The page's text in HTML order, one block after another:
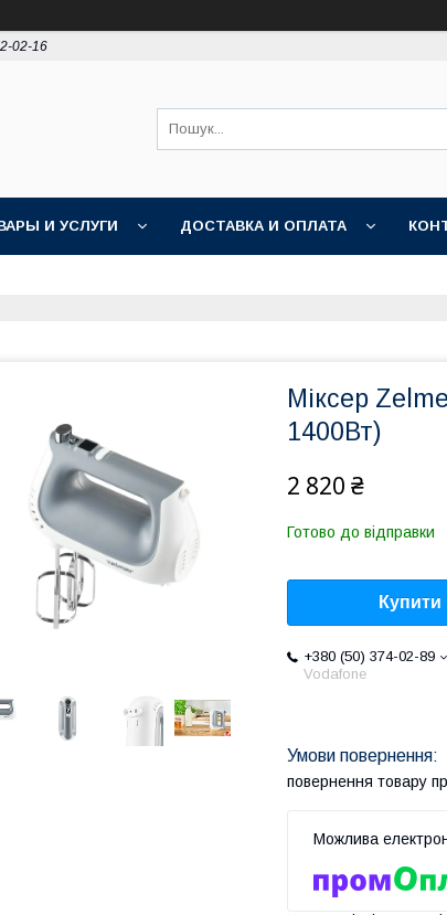
02-16
И УСЛУГИ ДОСТАВКА И ОПЛАТА
Міксер
1400Вт)
2 820 ₴
Готово до відправки
Купити
+380 (50) 374-02-89
Vodafone
повернення товару